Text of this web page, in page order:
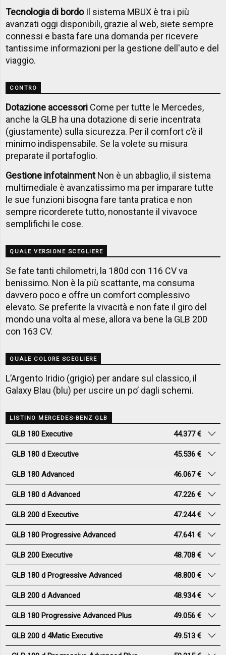
Tecnologia di bordoIl sistema MBUX è tra i più
avanzati oggi disponibili, grazie al web, siete sempre
connessi e basta fare una domanda per ricevere
tantissime informazioni per la gestione dell'auto e del
viaggio.
CONTRO
Dotazione accessori Come per tutte le Mercedes,
anche la GLB ha una dotazione di serie incentrata
(giustamente) sulla sicurezza. Per il comfort c’è il
minimo indispensabile. Se la volete su misura
preparate il portafoglio.
Gestione infotainmentNon è un abbaglio, il sistema
multimediale è avanzatissimo ma per imparare tutte
le sue funzioni bisogna fare tanta pratica e non
sempre ricorderete tutto, nonostante il vivavoce
semplifichi le cose.
QUALE VERSIONE SCEGLIERE
Se fate tanti chilometri, la 180d con 116 CV va
benissimo. Non è la più scattante, ma consuma
davvero poco e offre un comfort complessivo
elevato. Se preferite la vivacità e non fate il giro del
mondo una volta al mese, allora va bene la GLB 200
con 163 CV.
QUALE COLORE SCEGLIERE
L’Argento Iridio (grigio) per andare sul classico, il
Galaxy Blau (blu) per uscire un po’ dagli schemi.
LISTINO MERCEDES-BENZ GLB
GLB 180 Executive 44.377 €
GLB 180 d Executive 45.536 €
GLB 180 Advanced 46.067 €
GLB 180 d Advanced 47.226 €
GLB 200 d Executive 47.244 €
GLB 180 Progressive Advanced 47.641 €
GLB 200 Executive 48.708 €
GLB 180 d Progressive Advanced 48.800 €
GLB 200 d Advanced 48.934 €
GLB 180 Progressive Advanced Plus 49.056 €
GLB 200 d 4Matic Executive 49.513 €